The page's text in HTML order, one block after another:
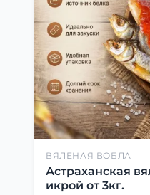
ВЯЛЕНАЯ ВОБЛА
Астраханская
икрой от 3кг.